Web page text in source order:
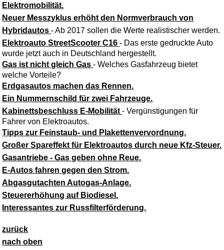
Elektromobilität.
Neuer Messzyklus erhöht den Normverbrauch von
Hybridautos- Ab 2017 sollen die Werte realistischer werden.
Elektroauto StreetScooter C16- Das erste gedruckte Auto
wurde jetzt auch in Deutschland hergestellt.
Gas ist nicht gleich Gas- Welches Gasfahrzeug bietet
welche Vorteile?
Erdgasautos machen das Rennen.
Ein Nummernschild für zwei Fahrzeuge.
Kabinettsbeschluss E-Mobilität- Vergünstigungen für
Fahrer von Elektroautos.
Tipps zur Feinstaub- und Plakettenvervordnung.
Großer Spareffekt für Elektroautos durch neue Kfz-Steuer.
Gasantriebe - Gas geben ohne Reue.
E-Autos fahren gegen den Strom.
Abgasgutachten Autogas-Anlage.
Steuererhöhung auf Biodiesel.
Interessantes zur Russfilterförderung.
zurück
nach oben